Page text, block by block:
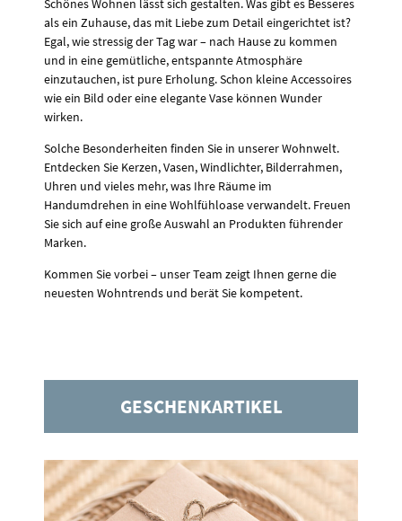
Schönes Wohnen lässt sich gestalten. Was gibt es Besseres
als ein Zuhause, das mit Liebe zum Detail eingerichtet ist?
Egal, wie stressig der Tag war – nach Hause zu kommen
und in eine gemütliche, entspannte Atmosphäre
einzutauchen, ist pure Erholung. Schon kleine Accessoires
wie ein Bild oder eine elegante Vase können Wunder
wirken.
Solche Besonderheiten finden Sie in unserer Wohnwelt.
Entdecken Sie Kerzen, Vasen, Windlichter, Bilderrahmen,
Uhren und vieles mehr, was Ihre Räume im
Handumdrehen in eine Wohlfühloase verwandelt. Freuen
Sie sich auf eine große Auswahl an Produkten führender
Marken.
Kommen Sie vorbei – unser Team zeigt Ihnen gerne die
neuesten Wohntrends und berät Sie kompetent.
GESCHENKARTIKEL